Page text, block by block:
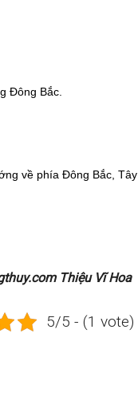
Đông Bắc.
về phía Đông Bắc, Tây
Thiệu Vĩ Hoa
5/5 - (1 vote)